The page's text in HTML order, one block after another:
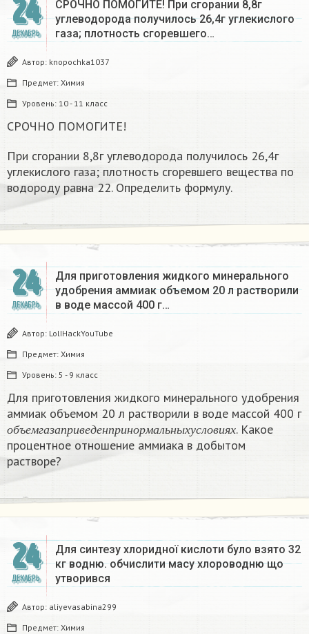
24
ДЕКАБРЬ
СРОЧНО ПОМОГИТЕ! При сгорании 8,8г
углеводорода получилось 26,4г углекислого
газа; плотность сгоревшего…
Автор: knopochka1037
Предмет: Химия
Уровень: 10 - 11 класс
СРОЧНО ПОМОГИТЕ!
При сгорании 8,8г углеводорода получилось 26,4г
углекислого газа; плотность сгоревшего вещества по
водороду равна 22. Определить формулу.
24
ДЕКАБРЬ
Для приготовления жидкого минерального
удобрения аммиак объемом 20 л растворили
в воде массой 400 г…
Автор: LolIHackYouTube
Предмет: Химия
Уровень: 5 - 9 класс
Для приготовления жидкого минерального удобрения
аммиак объемом 20 л растворили в воде массой 400 г
о б ъемг а з а п р и в е д е н п р и н о рмал ьн ых у сл о в иях
объемгазаприведен пр инормальных условиях
. Какое
процентное отношение аммиака в добытом
растворе?
24
ДЕКАБРЬ
Для синтезу хлоридної кислоти було взято 32
кг водню. обчислити масу хлороводню що
утворився​
Автор: aliyevasabina299
Предмет: Химия